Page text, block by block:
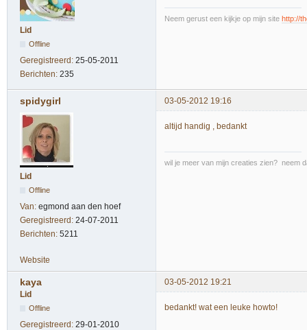
Lid
Offline
Geregistreerd: 25-05-2011
Berichten: 235
Neem gerust een kijkje op mijn site http://
spidygirl 03-05-2012 19:16
Lid
Offline
Van: egmond aan den hoef
Geregistreerd: 24-07-2011
Berichten: 5211
altijd handig , bedankt
wil je meer van mijn creaties zien? neem
Website
kaya
03-05-2012 19:21
Lid
Offline
Geregistreerd: 29-01-2010
bedankt! wat een leuke howto!